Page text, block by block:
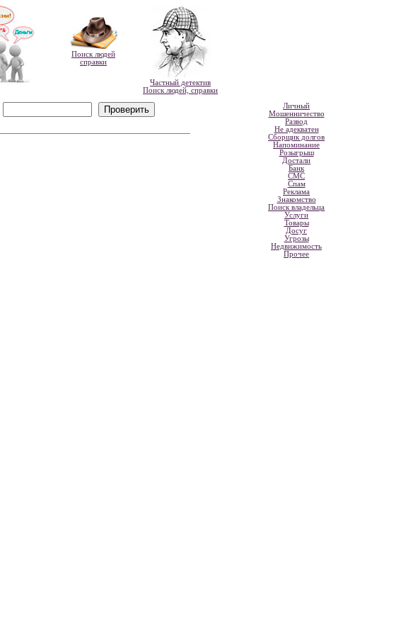
Поиск людей
справки
Частный детектив
Поиск людей, справки
Личный
Мошенничество
Развод
Не адекватен
Сборщик долгов
Напоминание
Розыгрыш
Достали
Банк
СМС
Спам
Реклама
Знакомство
Поиск владельца
Услуги
Товары
Досуг
Угрозы
Недвижимость
Прочее